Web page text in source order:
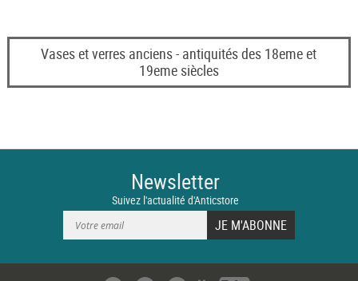
Vases et verres anciens - antiquités des 18eme et
19eme siècles
Newsletter
Suivez l'actualité d'Anticstore